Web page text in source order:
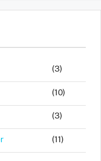
(3)
(10)
(3)
(11)